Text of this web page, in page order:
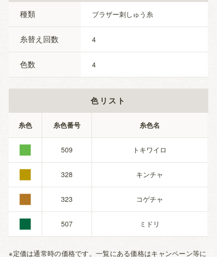
種類 ブラザー刺しゅう糸
糸替え回数 4
色数 4
色リスト
糸色 糸色番号 糸色名
■ 509 トキワイロ
■ 328 キンチャ
■ 323 コゲチャ
■ 507 ミドリ
※定価は通常時の価格です。一覧にある価格はキャンペーン等に